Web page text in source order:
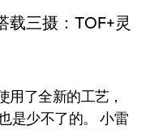
用了全新的工艺，
是少不了的。 小雷